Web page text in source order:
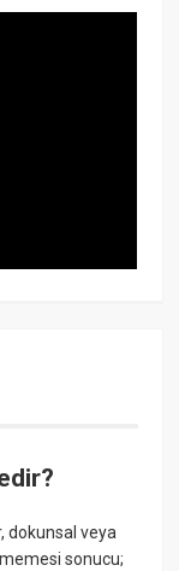
dokunsal veya
sonucu;